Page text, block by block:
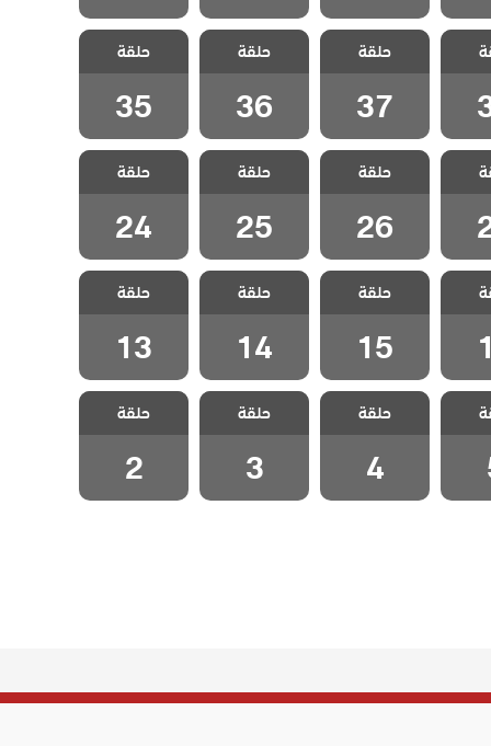
مسلسل اخوتي
3 مدبلج الحلقة
37
حلقة
37
مسلسل اخوتي
3 مدبلج الحلقة
36
حلقة
36
مسلسل اخوتي
3 مدبلج الحلقة
35
حلقة
35
مسلسل اخوتي
3 مدبلج الحلقة
26
حلقة
26
مسلسل اخوتي
3 مدبلج الحلقة
25
حلقة
25
مسلسل اخوتي
3 مدبلج الحلقة
24
حلقة
24
مسلسل اخوتي
3 مدبلج الحلقة
15
حلقة
15
مسلسل اخوتي
3 مدبلج الحلقة
14
حلقة
14
مسلسل اخوتي
3 مدبلج الحلقة
13
حلقة
13
مسلسل اخوتي
3 مدبلج الحلقة
4
حلقة
4
مسلسل اخوتي
3 مدبلج الحلقة
3
حلقة
3
مسلسل اخوتي
3 مدبلج الحلقة
2
حلقة
2